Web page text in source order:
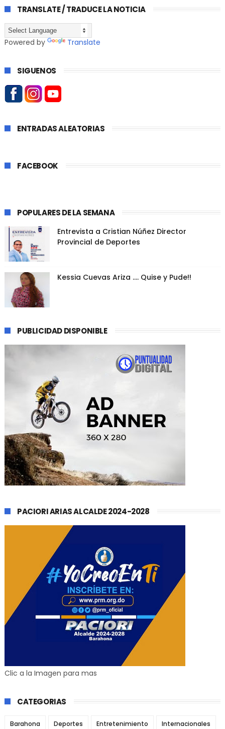
TRANSLATE / TRADUCE LA NOTICIA
Powered by Translate
SIGUENOS
ENTRADAS ALEATORIAS
FACEBOOK
POPULARES DE LA SEMANA
Entrevista a Cristian Núñez Director
Provincial de Deportes
Kessia Cuevas Ariza .... Quise y Pude!!
PUBLICIDAD DISPONIBLE
PACIORI ARIAS ALCALDE 2024-2028
Clic a la Imagen para mas
CATEGORIAS
Barahona Deportes Entretenimiento Internacionales